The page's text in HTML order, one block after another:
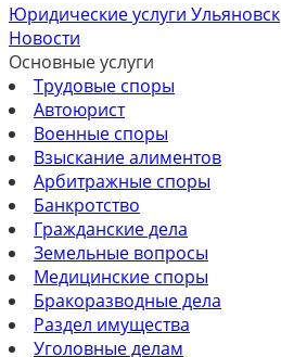
Юридические услуги Ульяновск
Новости
Основные услуги
Трудовые споры
Автоюрист
Военные споры
Взыскание алиментов
Арбитражные споры
Банкротство
Гражданские дела
Земельные вопросы
Медицинские споры
Бракоразводные дела
Раздел имущества
Уголовные делам